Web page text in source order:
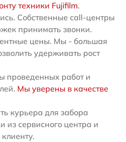
техники Fujifilm.
Собственные call-центры
принимать звонки.
цены. Мы - большая
удерживать рост
проведенных работ и
Мы уверены в качестве
курьера для забора
из сервисного центра и